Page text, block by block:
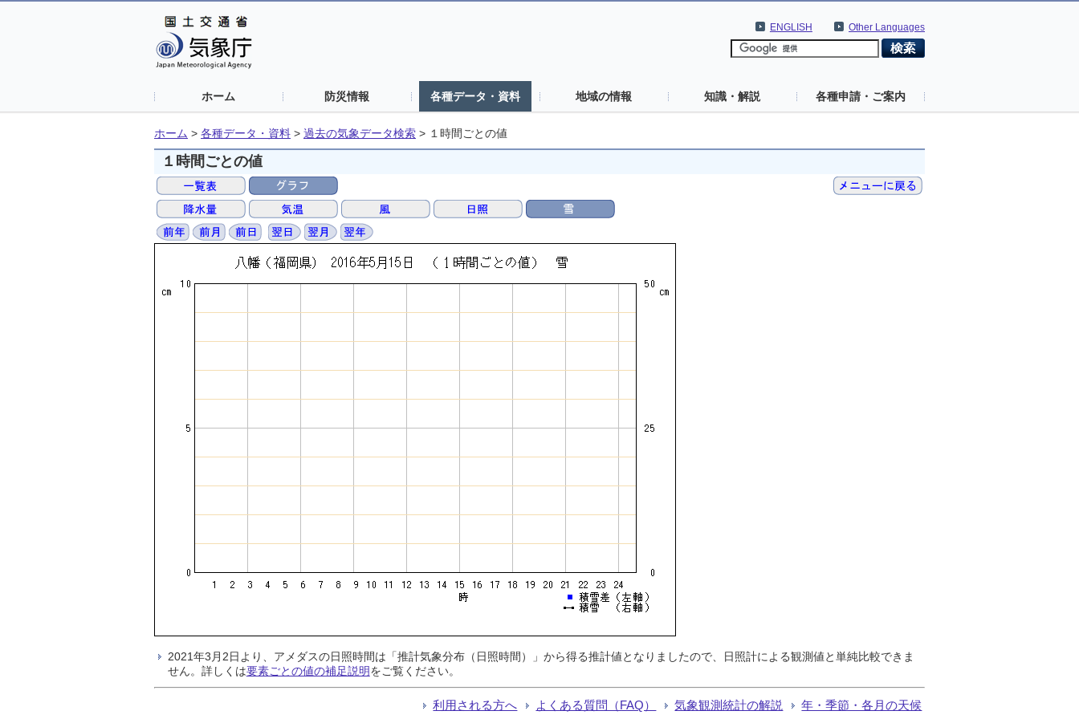
Other Languages
ENGLISH
ホーム 防災情報 各種データ・資料 地域の情報 知識・解説 各種申請・ご案内
ホーム > 各種データ・資料 > 過去の気象データ検索 > １時間ごとの値
１時間ごとの値
2021年3月2日より、アメダスの日照時間は「推計気象分布（日照時間）」から得る推計値となりましたので、日照計による観測値と単純比較できま
せん。詳しくは要素ごとの値の補足説明をご覧ください。
利用される方へ よくある質問（FAQ） 気象観測統計の解説 年・季節・各月の天候